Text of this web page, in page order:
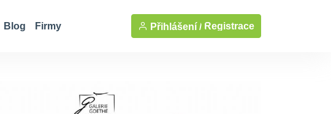
Blog Firmy Přihlášení / Registrace